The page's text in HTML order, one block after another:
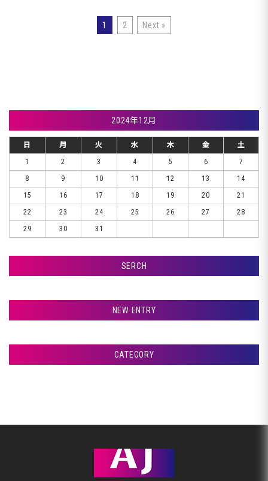
1 2 Next »
2024年12月
日 月 火 水 木 金
土
1
2 3 4 5 6
7
8
9 10 11 12 13
14
15
16 17 18 19 20
21
22
23 24 25 26 27
28
29
30 31
SERCH
NEW ENTRY
札幌市Ｔ様ランクル、コーティングです♪
室蘭市Ｇ様ランクル、作業開始です♪
CATEGORY
美装